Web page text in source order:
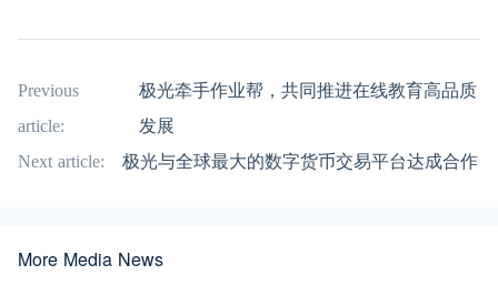
Previous
article:
极光牵手作业帮，共同推进在线教育高品质
发展
Next article:
极光与全球最大的数字货币交易平台达成合作
More Media News